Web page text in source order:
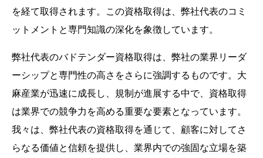
を経て取得されます。この資格取得は、弊社代表のコミ
ットメントと専門知識の深化を象徴しています。
弊社代表のバドテンダー資格取得は、弊社の業界リーダ
ーシップと専門性の高さをさらに強調するものです。大
麻産業が迅速に成長し、規制が進展する中で、資格取得
は業界での競争力を高める重要な要素となっています。
我々は、弊社代表の資格取得を通じて、顧客に対してさ
らなる価値と信頼を提供し、業界内での強固な立場を築